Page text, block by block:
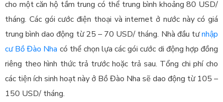
cho một căn hộ tầm trung có thể trung bình khoảng 80 USD/
tháng. Các gói cước điện thoại và internet ở nước này có giá
trung bình dao động từ 25 – 70 USD/ tháng. Nhà đầu tưnhập
cư Bồ Đào Nha có thể chọn lựa các gói cước di động hợp đồng
riêng theo hình thức trả trước hoặc trả sau. Tổng chi phí cho
các tiện ích sinh hoạt này ở Bồ Đào Nha sẽ dao động từ 105 –
150 USD/ tháng.